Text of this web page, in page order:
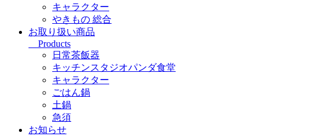
キャラクター
やきもの 総合
お取り扱い商品
Products
日常茶飯器
キッチンスタジオパンダ食堂
キャラクター
ごはん鍋
土鍋
急須
お知らせ